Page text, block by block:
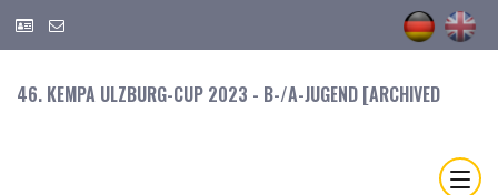
46. KEMPA ULZBURG-CUP 2023 - B-/A-JUGEND [ARCHIVED